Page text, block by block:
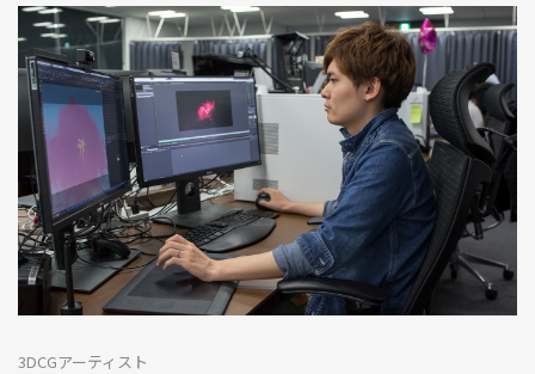
3DCGアーティスト